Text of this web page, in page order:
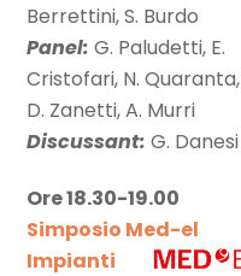
Berrettini, S. Burdo
Panel: G. Paludetti, E.
Cristofari, N. Quaranta,
D. Zanetti, A. Murri
Discussant: G. Danesi
Ore 18.30-19.00
Simposio Med-el
Impianti